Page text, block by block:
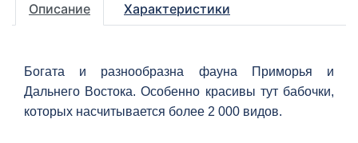
Описание Характеристики
Богата и разнообразна фауна Приморья и
Дальнего Востока. Особенно красивы тут бабочки,
которых насчитывается более 2 000 видов.